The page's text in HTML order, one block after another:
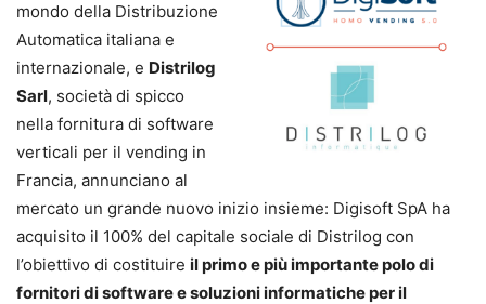
mondo della Distribuzione
Automatica italiana e
internazionale, e Distrilog
Sarl, società di spicco
nella fornitura di software
verticali per il vending in
Francia, annunciano al
mercato un grande nuovo inizio insieme: Digisoft SpA ha
acquisito il 100% del capitale sociale di Distrilog con
l’obiettivo di costituire il primo e più importante polo di
fornitori di software e soluzioni informatiche per il